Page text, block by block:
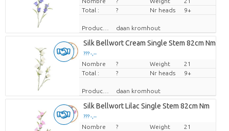
Total :
? Nr heads 9+
Producteur daan kromhout
Silk Bellwort Cream Single Stem 82cm Nm
??? -,--
Prix par pièce
Nombre ? Weight
21
Total :
? Nr heads 9+
Producteur daan kromhout
Silk Bellwort Lilac Single Stem 82cm Nm
??? -,--
Prix par pièce
Nombre ? Weight
21